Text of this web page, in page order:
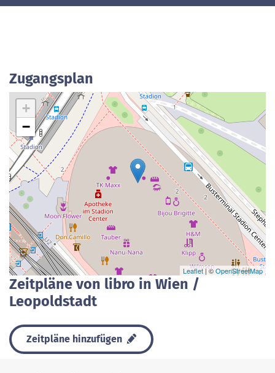
Zugangsplan
+
−
Leaflet| ©OpenStreetMap
Zeitpläne von libro in Wien /
Leopoldstadt
Zeitpläne hinzufügen